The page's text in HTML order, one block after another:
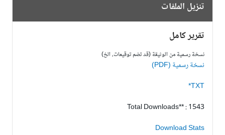
تنزيل الملفات
تقرير كامل
نسخة رسمية من الوثيقة (قد تضم توقيعات، الخ)
نسخة رسمية (PDF)
TXT*
Total Downloads** : 1543
Download Stats